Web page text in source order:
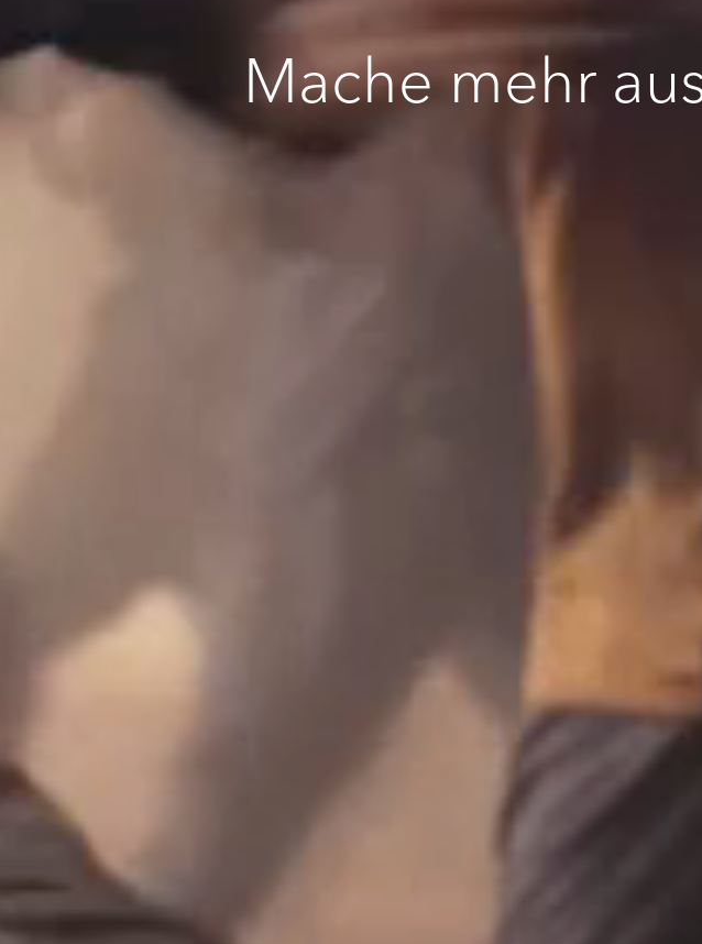
Mache mehr